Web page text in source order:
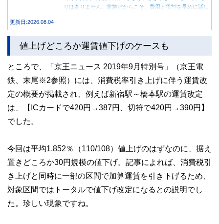
りはありません。家族だからこそ、費用と役割を早めに話し
更新日:2026.08.04
値上げどころか運賃値下げのケースも
ところで、「京王ニュース 2019年9月特別号」（京王電
鉄、末尾※2参照）には、消費税率引き上げに伴う運賃改
定の概要が掲載され、例えば新宿駅～橋本駅の運賃改定
は、【ICカードで420円→387円、切符で420円→390円】
でした。
今回は平均1.852％（110/108）値上げのはずなのに、据え
置きどころか30円規模の値下げ。記事によれば、消費税引
き上げと同時に一部の区間で加算運賃を引き下げるため、
対象区間ではトータルで値下げ改定になるとの説明でし
た。珍しい現象ですね。